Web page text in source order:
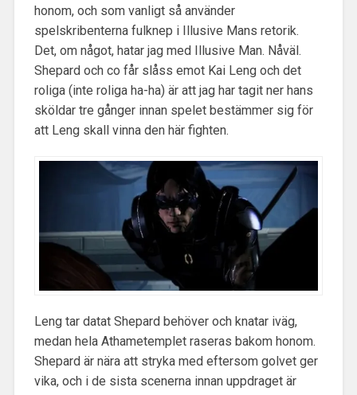
honom, och som vanligt så använder
spelskribenterna fulknep i Illusive Mans retorik.
Det, om något, hatar jag med Illusive Man. Nåväl.
Shepard och co får slåss emot Kai Leng och det
roliga (inte roliga ha-ha) är att jag har tagit ner hans
sköldar tre gånger innan spelet bestämmer sig för
att Leng skall vinna den här fighten.
Leng tar datat Shepard behöver och knatar iväg,
medan hela Athametemplet raseras bakom honom.
Shepard är nära att stryka med eftersom golvet ger
vika, och i de sista scenerna innan uppdraget är